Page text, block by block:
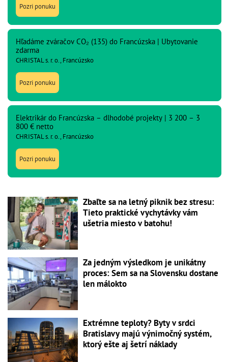
Pozri ponuku
Hľadáme zváračov CO₂ (135) do Francúzska | Ubytovanie
zdarma
CHRISTAL s. r. o., Francúzsko
Pozri ponuku
Elektrikár do Francúzska – dlhodobé projekty | 3 200 – 3
800 € netto
CHRISTAL s. r. o., Francúzsko
Pozri ponuku
Zbaľte sa na letný piknik bez stresu:
Tieto praktické vychytávky vám
ušetria miesto v batohu!
Za jedným výsledkom je unikátny
proces: Sem sa na Slovensku dostane
len málokto
Extrémne teploty? Byty v srdci
Bratislavy majú výnimočný systém,
ktorý ešte aj šetrí náklady